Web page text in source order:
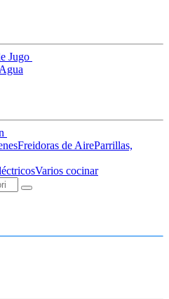
Jugo
Freidoras de AireParrillas,
Varios cocinar